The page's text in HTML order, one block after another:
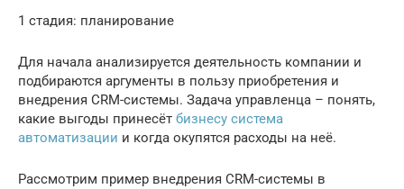
1 стадия: планирование
Для начала анализируется деятельность компании и
подбираются аргументы в пользу приобретения и
внедрения CRM-системы. Задача управленца – понять,
какие выгоды принесёт бизнесу система
автоматизации и когда окупятся расходы на неё.
Рассмотрим пример внедрения CRM-системы в